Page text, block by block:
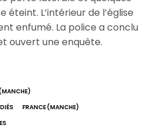
éteint. L’intérieur de l’église
enfumé. La police a conclu
ouvert une enquête.
FRANCE (MANCHE)